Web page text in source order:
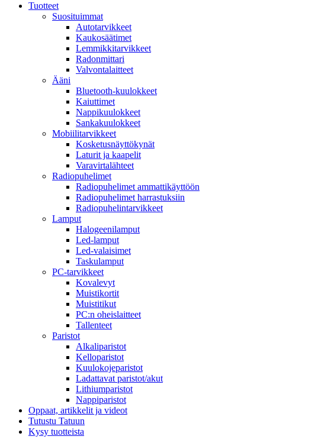
Tuotteet
Suosituimmat
Autotarvikkeet
Kaukosäätimet
Lemmikkitarvikkeet
Radonmittari
Valvontalaitteet
Ääni
Bluetooth-kuulokkeet
Kaiuttimet
Nappikuulokkeet
Sankakuulokkeet
Mobiilitarvikkeet
Kosketusnäyttökynät
Laturit ja kaapelit
Varavirtalähteet
Radiopuhelimet
Radiopuhelimet ammattikäyttöön
Radiopuhelimet harrastuksiin
Radiopuhelintarvikkeet
Lamput
Halogeenilamput
Led-lamput
Led-valaisimet
Taskulamput
PC-tarvikkeet
Kovalevyt
Muistikortit
Muistitikut
PC:n oheislaitteet
Tallenteet
Paristot
Alkaliparistot
Kelloparistot
Kuulokojeparistot
Ladattavat paristot/akut
Lithiumparistot
Nappiparistot
Oppaat, artikkelit ja videot
Tutustu Tatuun
Kysy tuotteista